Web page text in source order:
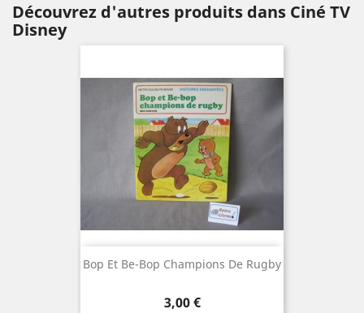
Découvrez d'autres produits dans Ciné TV
Disney
Bop Et Be-Bop Champions De Rugby
Prix
3,00 €